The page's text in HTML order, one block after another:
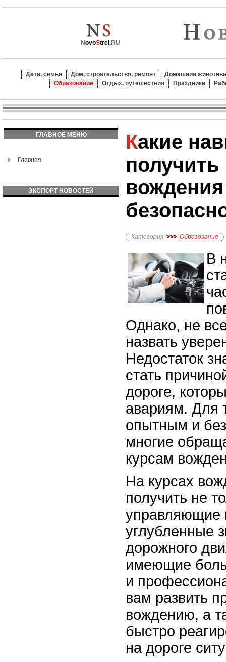
NovoStrel.RU
Дети, семья Дом, строительство, ремонт
Домашние
Образование
Отдых, путешествия Праздники
ГЛАВНОЕ МЕНЮ
Главная
ЭКСПОРТ НОВОСТЕЙ
Какие навыки можно
получить
Категория Образование
В
Однако, не
назвать
Недостаток
стать
дороге,
авариям. Для
опытным и
многие
курсам
На курсах
получить не
управляющие
углубленные
дорожного
имеющие
и
вам развить
вождению, а
быстро
на дороге